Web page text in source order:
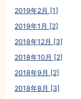
2019年2月 [1]
2019年1月 [2]
2018年12月 [3]
2018年10月 [2]
2018年9月 [2]
2018年8月 [3]